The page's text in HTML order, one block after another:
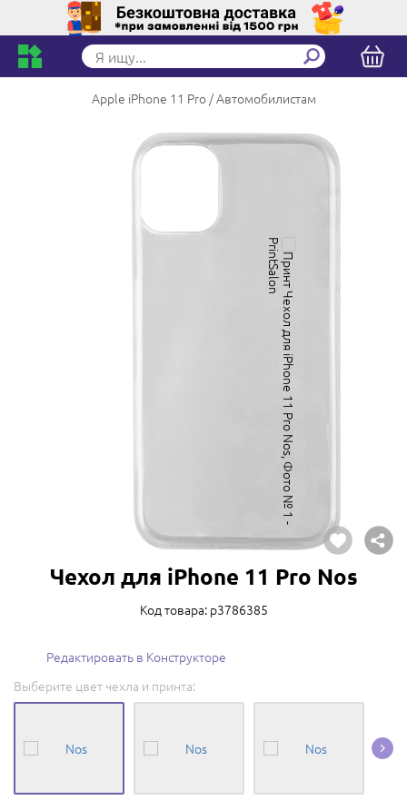
Apple iPhone 11 Pro Автомобилистам
Чехол для iPhone 11 Pro Nos
Код товара: p3786385
Редактировать в Конструкторе
Выберите цвет чехла и принта: